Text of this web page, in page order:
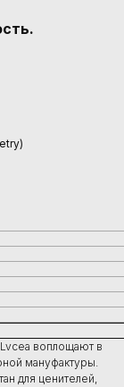
воплощают в
мануфактуры.
для ценителей,